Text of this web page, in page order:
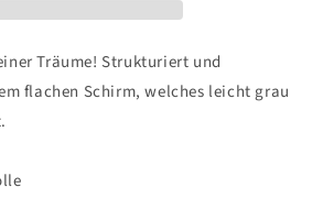
Träume! Strukturiert und
flachen Schirm, welches leicht grau